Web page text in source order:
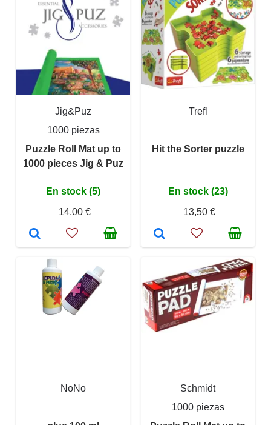
Jig&Puz
1000 piezas
Puzzle Roll Mat up to
1000 pieces Jig & Puz
En stock (5)
14,00 €
Trefl
Hit the Sorter puzzle
En stock (23)
13,50 €
NoNo
Schmidt
1000 piezas